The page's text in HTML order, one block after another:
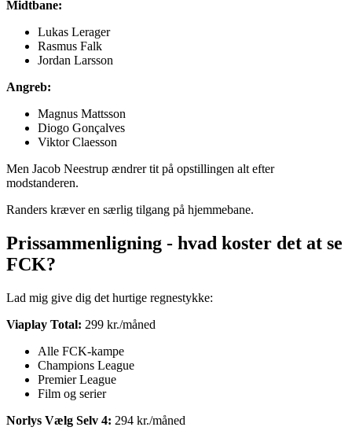
Midtbane:
Lukas Lerager
Rasmus Falk
Jordan Larsson
Angreb:
Magnus Mattsson
Diogo Gonçalves
Viktor Claesson
Men Jacob Neestrup ændrer tit på opstillingen alt efter
modstanderen.
Randers kræver en særlig tilgang på hjemmebane.
Prissammenligning - hvad koster det at se
FCK?
Lad mig give dig det hurtige regnestykke:
Viaplay Total: 299 kr./måned
Alle FCK-kampe
Champions League
Premier League
Film og serier
Norlys Vælg Selv 4: 294 kr./måned